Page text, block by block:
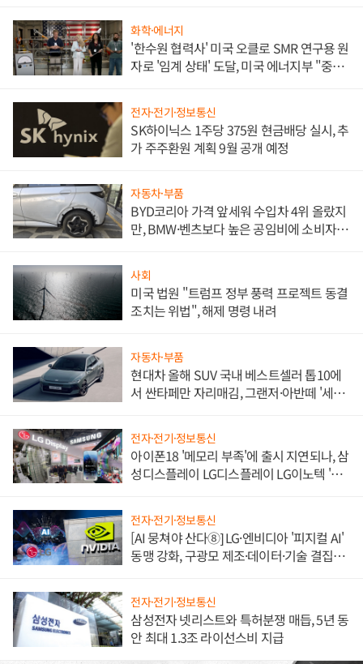
화학·에너지
'한수원 협력사' 미국 오클로 SMR 연구용 원
자로 '임계 상태' 도달, 미국 에너지부 "중요
전자·전기·정보통신
SK하이닉스 1주당 375원 현금배당 실시, 추
가 주주환원 계획 9월 공개 예정
자동차·부품
BYD코리아 가격 앞세워 수입차 4위 올랐지
만, BMW·벤츠보다 높은 공임비에 소비자
사회
미국 법원 "트럼프 정부 풍력 프로젝트 동결
조치는 위법", 해제 명령 내려
자동차·부품
현대차 올해 SUV 국내 베스트셀러 톱10에
서 싼타페만 자리매김, 그랜저·아반떼 '세단
전자·전기·정보통신
아이폰18 '메모리 부족'에 출시 지연되나, 삼
성디스플레이 LG디스플레이 LG이노텍 '탈
전자·전기·정보통신
[AI 뭉쳐야 산다⑧] LG·엔비디아 '피지컬 AI'
동맹 강화, 구광모 제조·데이터·기술 결집
전자·전기·정보통신
삼성전자 넷리스트와 특허분쟁 매듭, 5년 동
안 최대 1.3조 라이선스비 지급